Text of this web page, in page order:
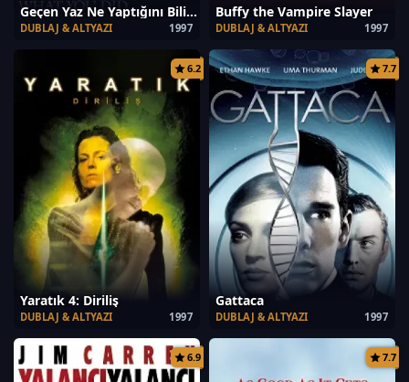
Geçen Yaz Ne Yaptığını Biliyorum
1997
DUBLAJ & ALTYAZI
Buffy the Vampire Slayer
1997
DUBLAJ & ALTYAZI
6.2
Yaratık 4: Diriliş
1997
DUBLAJ & ALTYAZI
7.7
Gattaca
1997
DUBLAJ & ALTYAZI
6.9 7.7